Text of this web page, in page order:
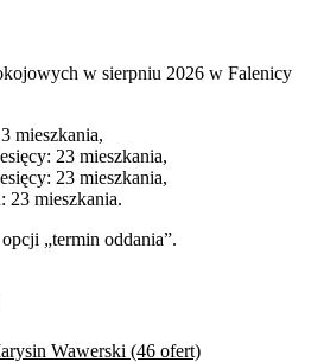
w sierpniu 2026 w Falenicy
mieszkania,
23 mieszkania,
23 mieszkania,
23 mieszkania.
„termin oddania”.
Wawerski (46 ofert)